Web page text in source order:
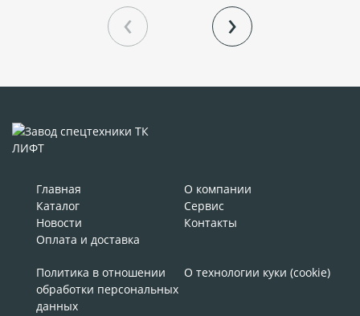
‹ ›
Главная
О компании
Каталог
Сервис
Новости
Контакты
Оплата и доставка
Политика в отношении
обработки персональных
данных
О технологии куки (cookie)